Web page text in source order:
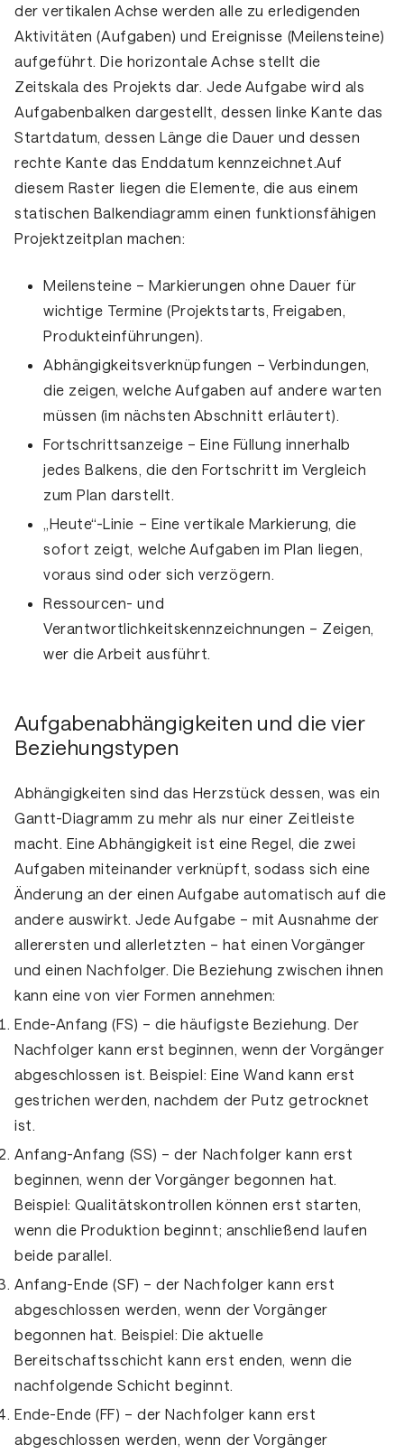
der vertikalen Achse werden alle zu erledigenden
Aktivitäten (Aufgaben) und Ereignisse (Meilensteine)
aufgeführt. Die horizontale Achse stellt die
Zeitskala des Projekts dar. Jede Aufgabe wird als
Aufgabenbalken dargestellt, dessen linke Kante das
Startdatum, dessen Länge die Dauer und dessen
rechte Kante das Enddatum kennzeichnet.Auf
diesem Raster liegen die Elemente, die aus einem
statischen Balkendiagramm einen funktionsfähigen
Projektzeitplan machen:
Meilensteine – Markierungen ohne Dauer für
wichtige Termine (Projektstarts, Freigaben,
Produkteinführungen).
Abhängigkeitsverknüpfungen – Verbindungen,
die zeigen, welche Aufgaben auf andere warten
müssen (im nächsten Abschnitt erläutert).
Fortschrittsanzeige – Eine Füllung innerhalb
jedes Balkens, die den Fortschritt im Vergleich
zum Plan darstellt.
„Heute“-Linie – Eine vertikale Markierung, die
sofort zeigt, welche Aufgaben im Plan liegen,
voraus sind oder sich verzögern.
Ressourcen- und
Verantwortlichkeitskennzeichnungen – Zeigen,
wer die Arbeit ausführt.
Aufgabenabhängigkeiten und die vier
Beziehungstypen
Abhängigkeiten sind das Herzstück dessen, was ein
Gantt-Diagramm zu mehr als nur einer Zeitleiste
macht. Eine Abhängigkeit ist eine Regel, die zwei
Aufgaben miteinander verknüpft, sodass sich eine
Änderung an der einen Aufgabe automatisch auf die
andere auswirkt. Jede Aufgabe – mit Ausnahme der
allerersten und allerletzten – hat einen Vorgänger
und einen Nachfolger. Die Beziehung zwischen ihnen
kann eine von vier Formen annehmen:
Ende-Anfang (FS) – die häufigste Beziehung. Der
Nachfolger kann erst beginnen, wenn der Vorgänger
abgeschlossen ist. Beispiel: Eine Wand kann erst
gestrichen werden, nachdem der Putz getrocknet
ist.
Anfang-Anfang (SS) – der Nachfolger kann erst
beginnen, wenn der Vorgänger begonnen hat.
Beispiel: Qualitätskontrollen können erst starten,
wenn die Produktion beginnt; anschließend laufen
beide parallel.
Anfang-Ende (SF) – der Nachfolger kann erst
abgeschlossen werden, wenn der Vorgänger
begonnen hat. Beispiel: Die aktuelle
Bereitschaftsschicht kann erst enden, wenn die
nachfolgende Schicht beginnt.
Ende-Ende (FF) – der Nachfolger kann erst
abgeschlossen werden, wenn der Vorgänger